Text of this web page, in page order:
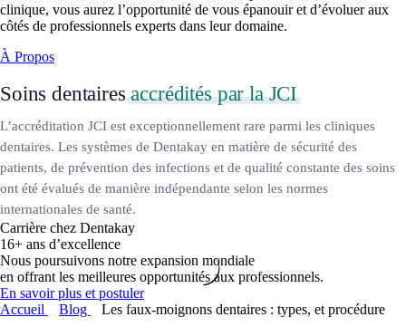
clinique, vous aurez l’opportunité de vous épanouir et d’évoluer aux
côtés de professionnels experts dans leur domaine.
À Propos
Soins dentairesaccrédités par la JCI
L’accréditation JCI est exceptionnellement rare parmi les cliniques
dentaires. Les systèmes de Dentakay en matière de sécurité des
patients, de prévention des infections et de qualité constante des soins
ont été évalués de manière indépendante selon les normes
internationales de santé.
Carrière chez Dentakay
16+ ans d’excellence
Nous poursuivons notre expansion mondiale
en offrant les meilleures opportunités aux professionnels.
En savoir plus et postuler
Accueil
Blog Les faux-moignons dentaires : types, et procédure